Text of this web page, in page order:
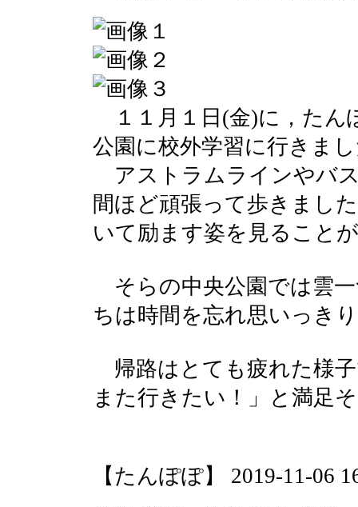
１１月１日(金)に，たん
公園に校外学習に行きま
アストラムラインやバ
間ほど頑張って歩きまし
いて励ます姿を見ること
そらの中央公園では雲
ちは時間を忘れ思いっき
帰路はとても疲れた様
また行きたい！」と満足
【たんぽぽ】 2019-11-06